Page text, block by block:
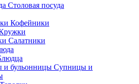
Столовая посуда
Кофейники
Салатники
Супницы и